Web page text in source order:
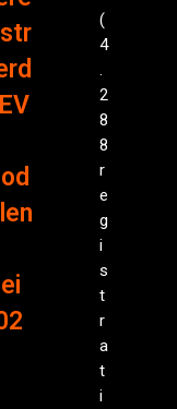
(
4
2
8
8
r
e
g
i
s
t
r
a
t
i